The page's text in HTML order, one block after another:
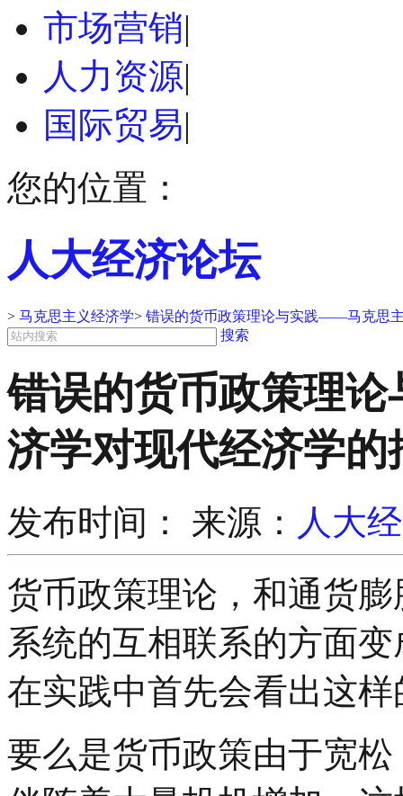
市场营销|
人力资源|
国际贸易|
您的位置：
人大经济论坛
> 马克思主义经济学> 错误的货币政策理论与实践——马克思
搜索
错误的货币政策理
济学对现代经济学的
发布时间： 来源： 人大
货币政策理论，和通货
系统的互相联系的方面
在实践中首先会看出这
要么是货币政策由于宽